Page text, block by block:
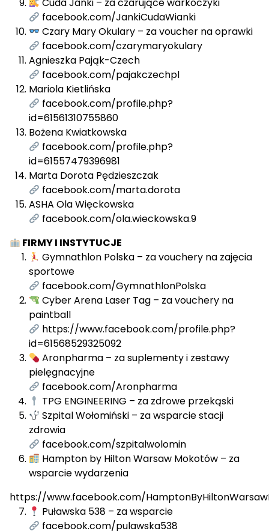
facebook.com/JankiCudaWianki
Czary Mary Okulary – za voucher na oprawki
facebook.com/czarymaryokulary
Agnieszka Pająk-Czech
facebook.com/pajakczechpl
Mariola Kietlińska
facebook.com/profile.php?
id=61561310755860
Bożena Kwiatkowska
facebook.com/profile.php?
id=61557479396981
Marta Dorota Pędzieszczak
facebook.com/marta.dorota
ASHA Ola Więckowska
facebook.com/ola.wieckowska.9
FIRMY I INSTYTUCJE
Gymnathlon Polska – za vouchery na zajęcia
sportowe
facebook.com/GymnathlonPolska
Cyber Arena Laser Tag – za vouchery na
paintball
https://www.facebook.com/profile.php?
id=61568529325092
Aronpharma – za suplementy i zestawy
pielęgnacyjne
facebook.com/Aronpharma
TPG ENGINEERING – za zdrowe przekąski
Szpital Wołomiński – za wsparcie stacji
zdrowia
facebook.com/szpitalwolomin
Hampton by Hilton Warsaw Mokotów – za
wsparcie wydarzenia
https://www.facebook.com/
Puławska 538 – za wsparcie
facebook.com/pulawska538